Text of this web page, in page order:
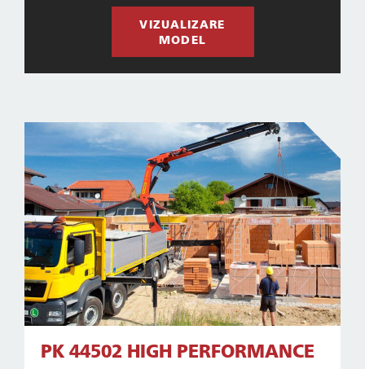
VIZUALIZARE
MODEL
PK 44502 HIGH PERFORMANCE
CONTACT